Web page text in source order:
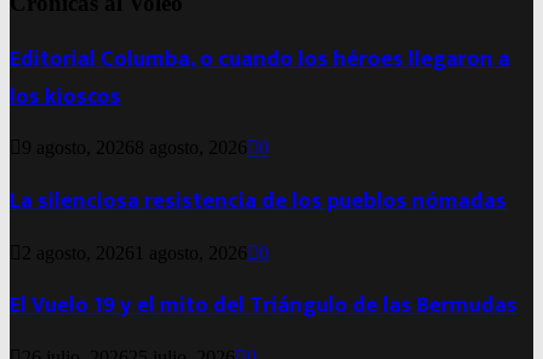
Editorial Columba, o cuando los héroes llegaron a
los kioscos
9 agosto, 20268 agosto, 2026 0
La silenciosa resistencia de los pueblos nómadas
2 agosto, 2026 1 agosto, 2026 0
El Vuelo 19 y el mito del Triángulo de las Bermudas